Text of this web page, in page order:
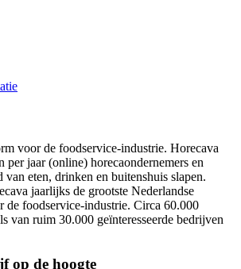
voor de foodservice-industrie. Horecava
per jaar (online) horecaondernemers en
van eten, drinken en buitenshuis slapen.
jaarlijks de grootste Nederlandse
de foodservice-industrie. Circa 60.000
van ruim 30.000 geïnteresseerde bedrijven
op de hoogte